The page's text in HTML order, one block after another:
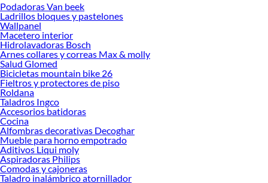
Desde remodelaciones hasta proyectos de decoración, estamos aquí para hacer
tus ideas realidad. ¡Visítanos y encuentra todo lo que tenemos para ofrecerte en
Camas!
Explora la variedad de productos de Camas en Sodimac
Herramientas, materiales y accesorios de calidad para tus proyectos y
renovación de espacios. ¡Visítanos y descubre todo lo que tenemos para
ofrecerte!
Encuentra una amplia variedad de productos de Camas en Sodimac. Encuentra
todo lo necesario para tus proyectos de renovación y decoración. ¡Visítanos y
haz tus ideas realidad!
Podadoras Van beek
Ladrillos bloques y pastelones
Wallpanel
Macetero interior
Hidrolavadoras Bosch
Arnes collares y correas Max & molly
Salud Glomed
Bicicletas mountain bike 26
Fieltros y protectores de piso
Roldana
Taladros Ingco
Accesorios batidoras
Cocina
Alfombras decorativas Decoghar
Mueble para horno empotrado
Aditivos Liqui moly
Aspiradoras Philips
Comodas y cajoneras
Taladro inalámbrico atornillador